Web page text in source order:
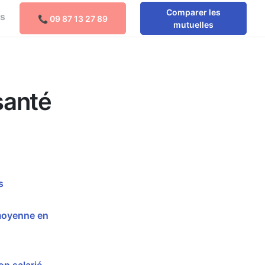
📞 09 87 13 27 89
Comparer les
mutuelles
Comparer les mutuelles
en